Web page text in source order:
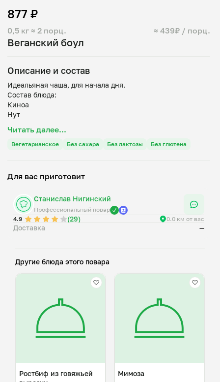
Веганский боул
0,5 кг ≈ 2 порц. ≈ 439₽ / порц.
877 ₽
Описание и состав
Идеальяная чаша, для начала дня.
Состав блюда:
Киноа
Нут
Свежая брокколи
Красный лук
Читать далее...
Вегетарианское Без сахара Без лактозы Без глютена
Для вас приготовит
Станислав Нигинский
Профессиональный повар
4.9
(29) 0.0 км от вас
Доставка —
Другие блюда этого повара
Ростбиф из говяжьей
Мимоза